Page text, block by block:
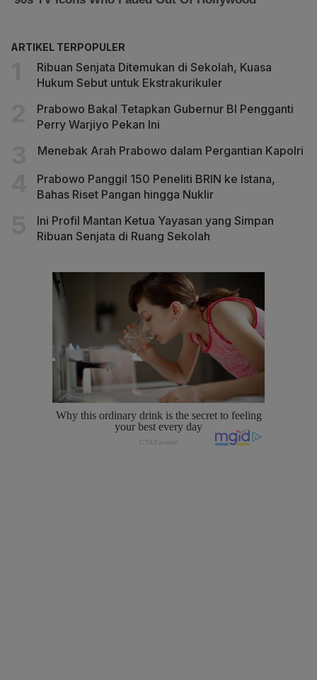
ARTIKEL TERPOPULER
Ribuan Senjata Ditemukan di Sekolah, Kuasa
Hukum Sebut untuk Ekstrakurikuler
Prabowo Bakal Tetapkan Gubernur BI Pengganti
Perry Warjiyo Pekan Ini
Menebak Arah Prabowo dalam Pergantian Kapolri
Prabowo Panggil 150 Peneliti BRIN ke Istana,
Bahas Riset Pangan hingga Nuklir
Ini Profil Mantan Ketua Yayasan yang Simpan
Ribuan Senjata di Ruang Sekolah